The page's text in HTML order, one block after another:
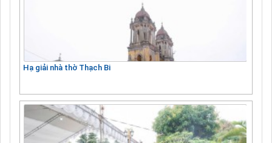
Hạ giải nhà thờ Thạch Bi